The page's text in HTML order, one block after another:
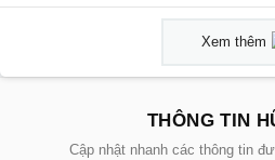
Xem thêm
THÔNG TIN
Cập nhật nhanh các thông tin